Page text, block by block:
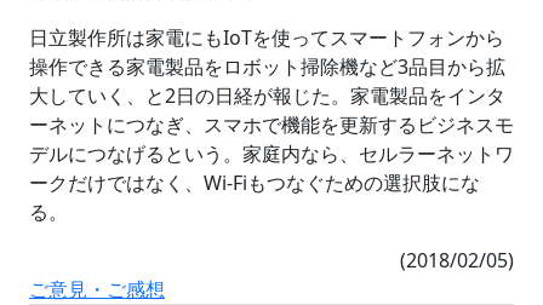
日立製作所は家電にもIoTを使ってスマートフォンから
操作できる家電製品をロボット掃除機など3品目から拡
大していく、と2日の日経が報じた。家電製品をインタ
ーネットにつなぎ、スマホで機能を更新するビジネスモ
デルにつなげるという。家庭内なら、セルラーネットワ
ークだけではなく、Wi-Fiもつなぐための選択肢にな
る。
(2018/02/05)
ご意見・ご感想